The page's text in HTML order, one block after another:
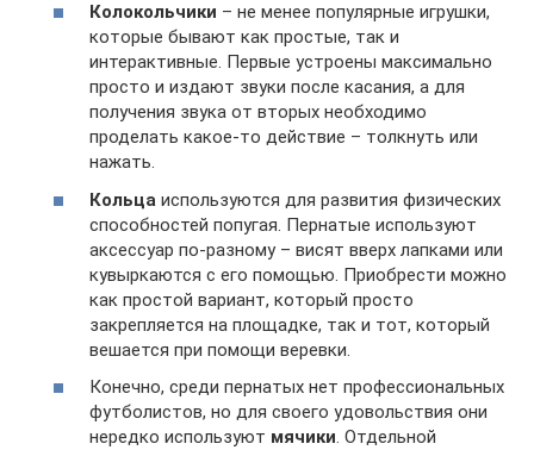
Колокольчики – не менее популярные игрушки,
которые бывают как простые, так и
интерактивные. Первые устроены максимально
просто и издают звуки после касания, а для
получения звука от вторых необходимо
проделать какое-то действие – толкнуть или
нажать.
Кольца используются для развития физических
способностей попугая. Пернатые используют
аксессуар по-разному – висят вверх лапками или
кувыркаются с его помощью. Приобрести можно
как простой вариант, который просто
закрепляется на площадке, так и тот, который
вешается при помощи веревки.
Конечно, среди пернатых нет профессиональных
футболистов, но для своего удовольствия они
нередко используют мячики. Отдельной